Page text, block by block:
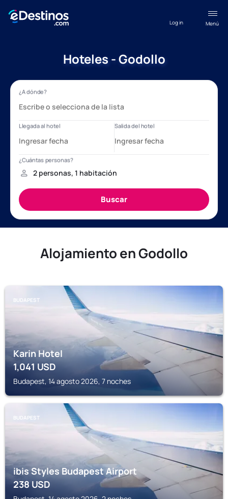
Menú
Log in
Hoteles - Godollo
Alojamiento en Godollo
BUDAPEST
Karin Hotel
1,041 USD
Budapest, 14 agosto 2026, 7 noches
BUDAPEST
ibis Styles Budapest Airport
238USD